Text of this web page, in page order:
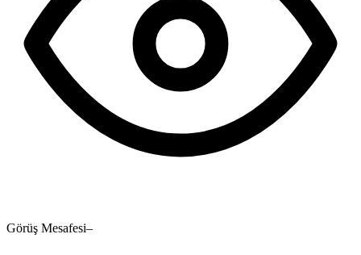
Görüş Mesafesi–